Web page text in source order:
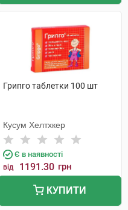
Грипго таблетки 100 шт
Кусум Хелтхкер
Є в наявності
від 1191.30 грн
КУПИТИ